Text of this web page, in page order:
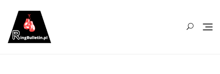
content